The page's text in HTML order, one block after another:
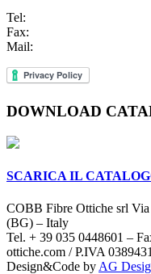
Tel:
Fax:
Mail:
DOWNLOAD
SCARICA IL
COBB Fibre Ottiche srl
(BG) – Italy
Tel. + 39 035 0448601 –
ottiche.com / P.IVA
Design&Code by AG